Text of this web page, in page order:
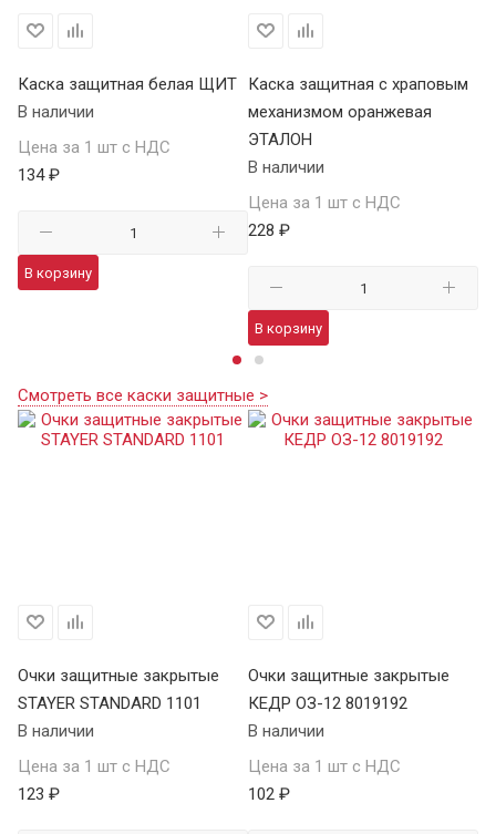
Каска защитная белая ЩИТ
В наличии
Цена за 1 шт с НДС
134 ₽
В корзину
Каска защитная с храповым
механизмом оранжевая
ЭТАЛОН
В наличии
Цена за 1 шт с НДС
228 ₽
В корзину
Смотреть все каски защитные >
Очки защитные закрытые
STAYER STANDARD 1101
В наличии
Цена за 1 шт с НДС
123 ₽
Очки защитные закрытые
КЕДР ОЗ-12 8019192
В наличии
Цена за 1 шт с НДС
102 ₽